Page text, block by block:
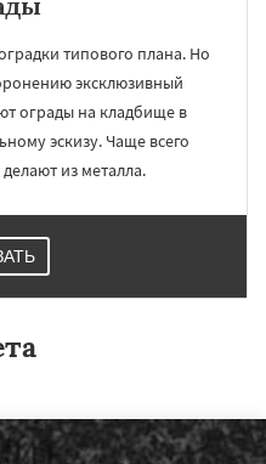
типового плана. Но
эксклюзивный
ограды на кладбище в
эскизу. Чаще всего
из металла.